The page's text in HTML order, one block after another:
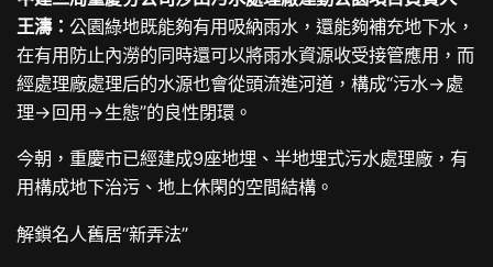
王濤：公園綠地既能夠有用吸納雨水，還能夠補充地下水，
在有用防止內澇的同時還可以將雨水資源收受接管應用，而
經處理廠處理后的水源也會從頭流進河道，構成“污水→處
理→回用→生態”的良性閉環。
今朝，重慶市已經建成9座地埋、半地埋式污水處理廠，有
用構成地下治污、地上休閑的空間結構。
解鎖名人舊居“新弄法”